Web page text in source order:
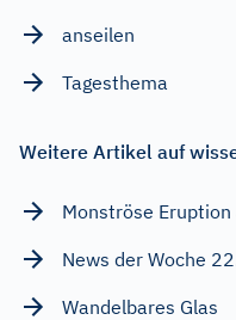
anseilen
Tagesthema
Weitere Artikel auf
Monströse Eruption
News der Woche
Wandelbares Glas